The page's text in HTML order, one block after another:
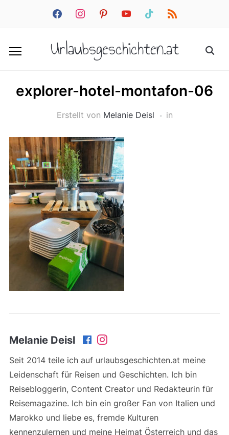
facebookinstagrampinterestyoutube tiktok rss
Urlaubsgeschichten.at
explorer-hotel-montafon-06
Erstellt von Melanie Deisl in
Melanie Deisl
Seit 2014 teile ich auf urlaubsgeschichten.at meine
Leidenschaft für Reisen und Geschichten. Ich bin
Reisebloggerin, Content Creator und Redakteurin für
Reisemagazine. Ich bin ein großer Fan von Italien und
Marokko und liebe es, fremde Kulturen
kennenzulernen und meine Heimat Österreich und das